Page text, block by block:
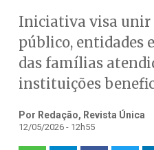
Iniciativa visa unir
público, entidades
das famílias
instituições
Por Redação, Revista Única
12/05/2026 - 12h55